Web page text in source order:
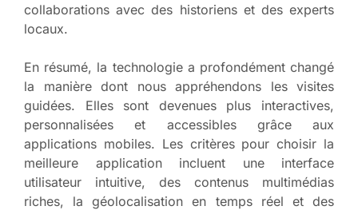
collaborations avec des historiens et des experts
locaux.
En résumé, la technologie a profondément changé
la manière dont nous appréhendons les visites
guidées. Elles sont devenues plus interactives,
personnalisées et accessibles grâce aux
applications mobiles. Les critères pour choisir la
meilleure application incluent une interface
utilisateur intuitive, des contenus multimédias
riches, la géolocalisation en temps réel et des